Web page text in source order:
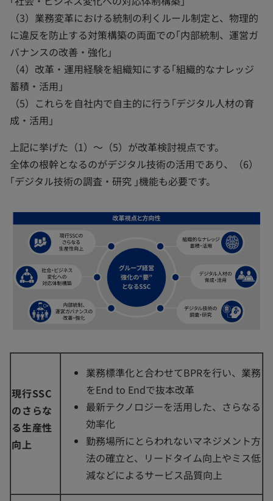
（3）業務変革における統制の利くルール制定と、物理的
に違反を防止する対策構築の両面での｢内部統制、運営ガ
バナンスの改善・強化｣
（4）改革・運用経験を組織知にする｢組織的なナレッジ
蓄積・活用｣
（5）これらを自社内で自主的に行う｢デジタル人材の育
成・活用｣
上記に挙げた（1）～（5）が改革検討視点です。
全体の根幹となるのがデジタル技術の活用であり、（6）
｢デジタル技術の調査・研究 ｣機能も必要です。
現行SSC
のさらな
る生産性
向上
業務標準化と合わせてBPRを行い、業務
をEnd to Endで抜本改革
最新テクノロジーを活用した、さらなる
効率化
勤務場所にとらわれないマネジメント方
法の確立と、リードタイム向上やミス低
減などによるサービス品質向上